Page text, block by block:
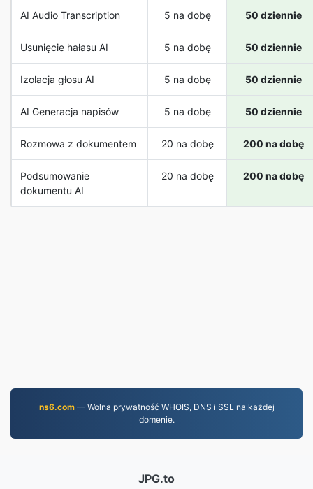
AI Audio Transcription 5 na dobę 50 dziennie
Usunięcie hałasu AI 5 na dobę 50 dziennie
Izolacja głosu AI 5 na dobę 50 dziennie
AI Generacja napisów 5 na dobę 50 dziennie
Rozmowa z dokumentem 20 na dobę 200 na dobę
Podsumowanie
dokumentu AI
20 na dobę 200 na dobę
ns6.com— Wolna prywatność WHOIS, DNS i SSL na każdej
domenie.
JPG.to